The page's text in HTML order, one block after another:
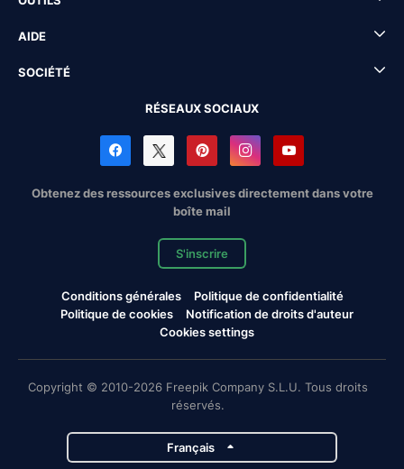
AIDE
SOCIÉTÉ
RÉSEAUX SOCIAUX
Obtenez des ressources exclusives directement dans votre
boîte mail
S'inscrire
Conditions générales
Politique de confidentialité
Politique de cookies
Notification de droits d'auteur
Cookies settings
Copyright © 2010-2026 Freepik Company S.L.U. Tous droits
réservés.
Français